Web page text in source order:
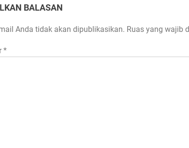
BALASAN
Anda tidak akan dipublikasikan. Ruas yang wajib
*